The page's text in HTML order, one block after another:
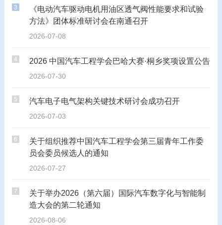
3
《电动汽车驱动电机用油区透气阀性能要求和试验
方法》团体标准研讨会在南通召开
2026-07-08
4 2026 中国汽车工程学会巴哈大赛·桐乡奖项设置公告
2026-07-30
5 汽车电子电气架构关键技术研讨会成功召开
2026-07-03
6
关于组织推荐中国汽车工程学会第三届青年工作委
员会委员候选人的通知
2026-07-27
7
关于举办2026（第六届）国际汽车数字化与智能制
造大会的第二轮通知
2026-08-06